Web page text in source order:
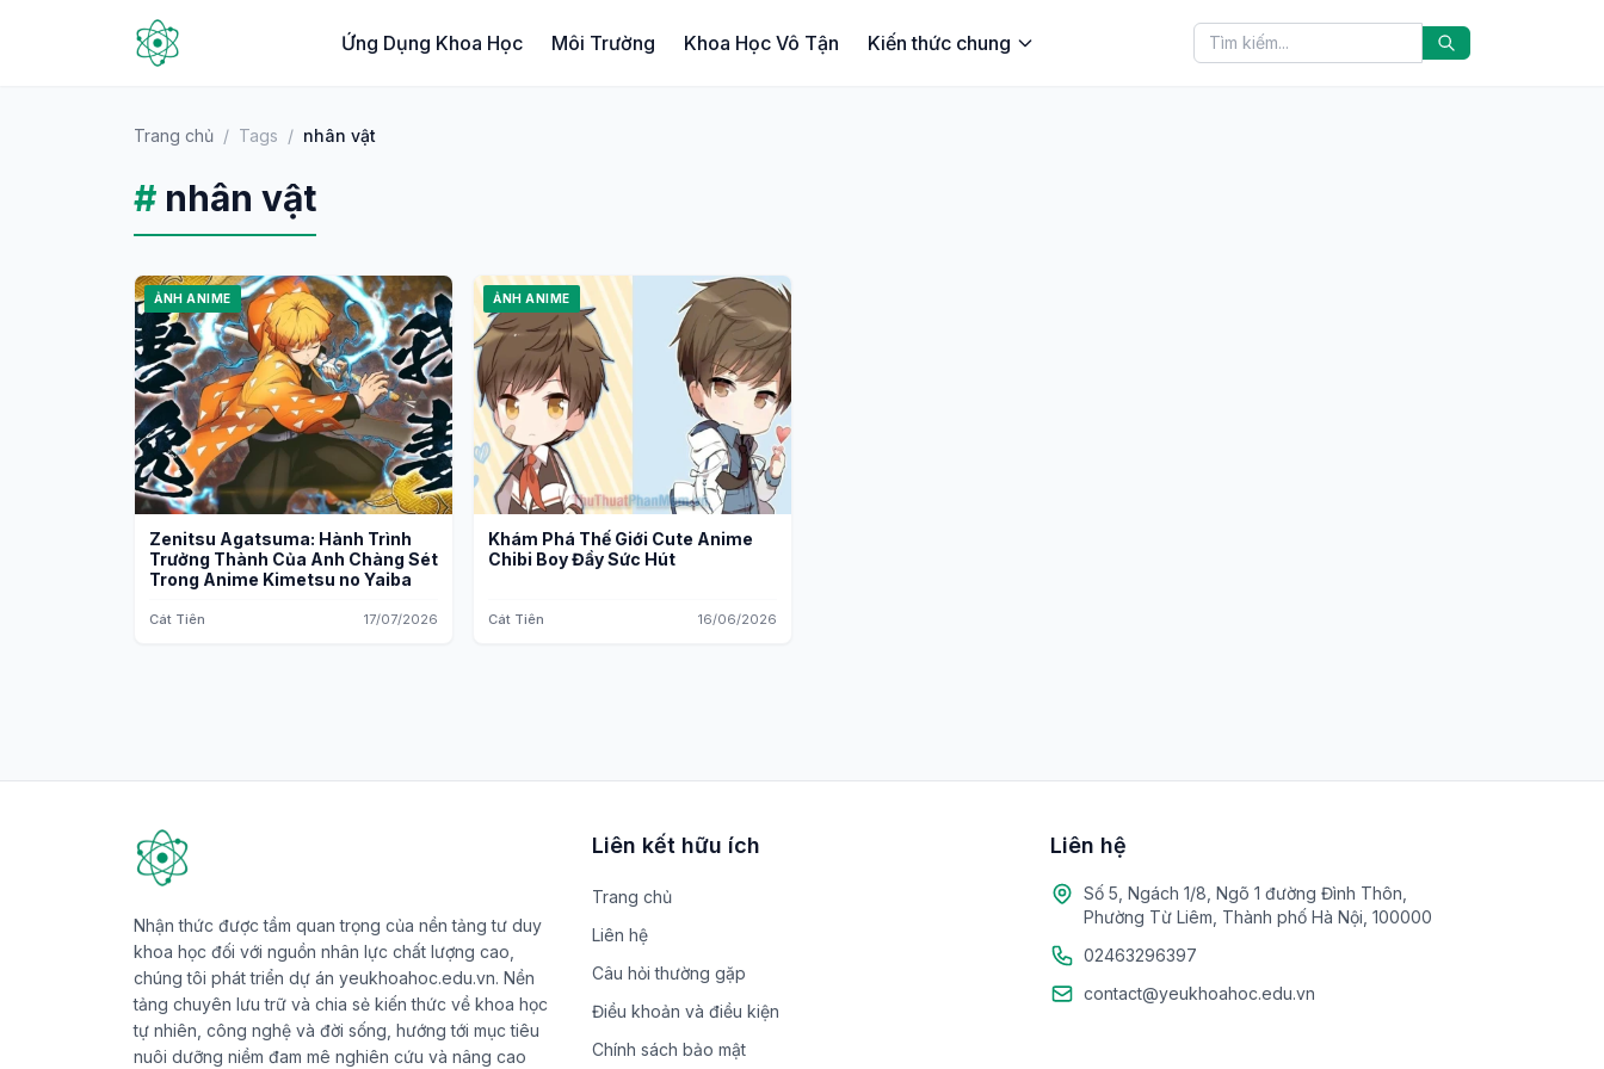
Ứng Dụng Khoa Học Môi Trường Khoa Học Vô Tận Kiến thức chung
Trang chủ / Tags / nhân vật
# nhân vật
ẢNH ANIME
Zenitsu Agatsuma: Hành Trình
Trưởng Thành Của Anh Chàng Sét
Trong Anime Kimetsu no Yaiba
Cát Tiên 17/07/2026
ẢNH ANIME
Khám Phá Thế Giới Cute Anime
Chibi Boy Đầy Sức Hút
Cát Tiên 16/06/2026
Nhận thức được tầm quan trọng của nền tảng tư duy
khoa học đối với nguồn nhân lực chất lượng cao,
chúng tôi phát triển dự án yeukhoahoc.edu.vn. Nền
tảng chuyên lưu trữ và chia sẻ kiến thức về khoa học
tự nhiên, công nghệ và đời sống, hướng tới mục tiêu
nuôi dưỡng niềm đam mê nghiên cứu và nâng cao
Liên kết hữu ích
Trang chủ
Liên hệ
Câu hỏi thường gặp
Điều khoản và điều kiện
Chính sách bảo mật
Liên hệ
Số 5, Ngách 1/8, Ngõ 1 đường Đình Thôn,
Phường Từ Liêm, Thành phố Hà Nội, 100000
02463296397
contact@yeukhoahoc.edu.vn